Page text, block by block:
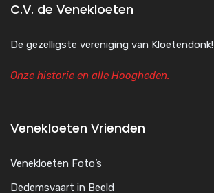
C.V. de Venekloeten
De gezelligste vereniging van Kloetendonk!
Onze historie en alle Hoogheden.
Venekloeten Vrienden
Venekloeten Foto’s
Dedemsvaart in Beeld